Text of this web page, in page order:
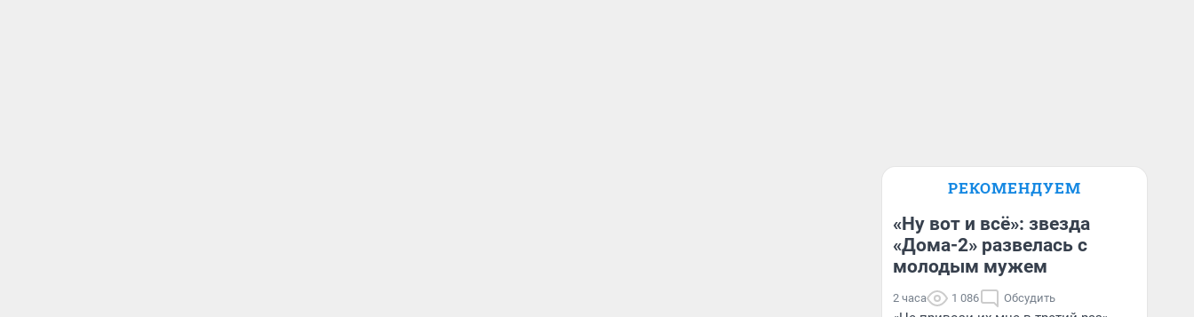
РЕКОМЕНДУЕМ
«Ну вот и всё»: звезда
«Дома-2» развелась с
молодым мужем
2 часа 1 086 Обсудить